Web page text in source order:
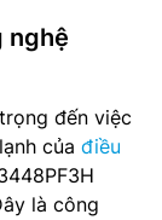
nghệ
đến việc
của điều
là công